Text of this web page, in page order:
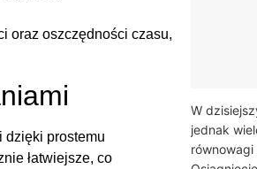
oraz oszczędności czasu,
dzięki prostemu
łatwiejsze, co
W
jednak